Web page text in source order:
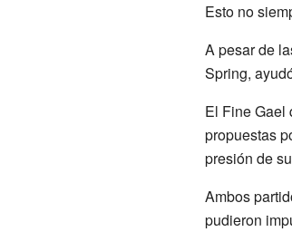
Esto no
A pesar de
Spring,
El Fine Gael
propuestas
presión de
Ambos
pudieron